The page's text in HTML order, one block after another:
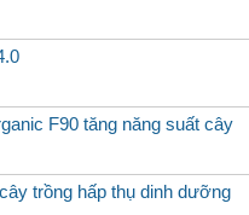
F90 tăng năng suất cây
trồng hấp thụ dinh dưỡng